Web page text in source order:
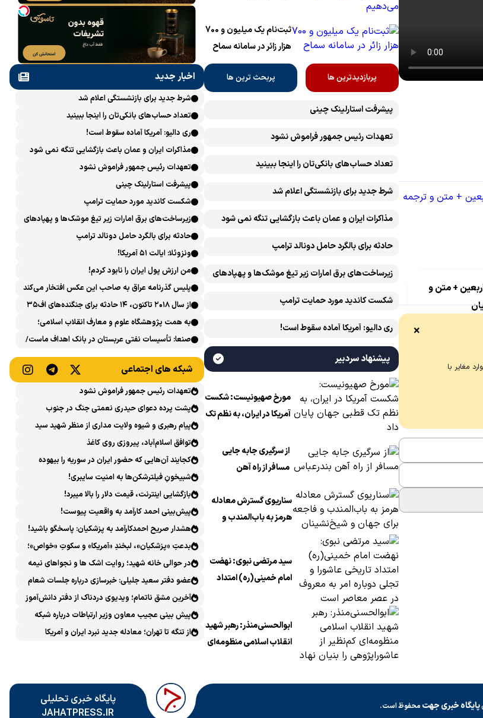
+ متن و
و «مصباح» از
رکعت
و انگشتر به
اللّٰهِ الرَّحْمٰنِ
مغایر با
×
می‌دهیم
ثبت‌نام یک میلیون و 700
هزار زائر در سامانه سماح ‌
پربازدیدترین ها پربحث ترین ها
پیشرفت ‏استارلینک چینی
تعهدات رئیس جمهور فراموش نشود
تعداد حساب‌های بانکی‌تان را اینجا ببینید
شرط جدید برای بازنشستگی اعلام شد
مذاکرات ایران و عمان باعث بازگشایی تنگه نمی شود
حادثه برای بالگرد حامل دونالد ترامپ
زیرساخت‌های برق امارات زیر تیغ موشک‌ها و پهپادهای
شکست کاندید مورد حمایت ترامپ
ری دالیو: آمریکا آماده سقوط است!
پیشنهاد سردبیر
مورخ صهیونیست: شکست
آمریکا در ایران، به نظم تک
از سرگیری جابه جایی
مسافر از راه آهن
سناریوی گسترش معادله
هرمز به باب‌المندب و
سید مرتضی نبوی: نهضت
امام خمینی(ره) امتداد
عصر معاصر است
ابوالحسنی‌منذر: رهبر شهید
انقلاب اسلامی منظومه‌ای
اخبار جدید
شرط جدید برای بازنشستگی اعلام شد
تعداد حساب‌های بانکی‌تان را اینجا ببینید
ری دالیو: آمریکا آماده سقوط است!
مذاکرات ایران و عمان باعث بازگشایی تنگه نمی شود
تعهدات رئیس جمهور فراموش نشود
پیشرفت ‏استارلینک چینی
شکست کاندید مورد حمایت ترامپ
زیرساخت‌های برق امارات زیر تیغ موشک‌ها و پهپادهای
ایران است
حادثه برای بالگرد حامل دونالد ترامپ
ونزوئلا: ایالت ۵۱ آمریکا!
من ارزش پول ایران را نابود کردم!
پلیس گذرنامه عراق به صاحب این عکس افتخار می‌کند
از سال ۲۰۱۸ تاکنون، ۱۴ حادثه برای جنگنده‌های اف۳۵
آمریکایی رخ داده است
به همت پژوهشگاه علوم و معارف انقلاب اسلامی؛
نشست علمی «اربعین حسینی در منظومه فکری رهبر
صنعا: تأسیسات نفتی عربستان در بانک اهداف ماست/
پاسخی محکم می‌دهیم
شبکه های اجتماعی
تعهدات رئیس جمهور فراموش نشود
پشت پرده دعوای حیدری نعمتی جنگ در جنوب
پیام رهبری و شیوه ولایت مداری از منظر شهید سید
حسن نصرالله
توافق اسلام‌آباد، پیروزی روی کاغذ
کجایند آن‌هایی که حضور ایران در سوریه را بیهوده
میدانستند؟
شبیخونِ فیلترشکن‌ها به امنیت سایبری!
بازگشایی اینترنت، قیمت دلار را بالا میبرد!
پیش‌بینی احمد کارآمد به واقعیت پیوست!
هشدار صریح احمدکارآمد به پزشکیان: پاسخگو باشید!
بدعتِ «پزشکیان»، لبخندِ «آمریکا» و سکوتِ «خواص»؛
سیرکِ قانون‌گریزی در روز روشن!
در حوالی خانه شهید؛ روایت اشک ها و نجواهای نیمه
شب
عضو دفتر سعید جلیلی: خبرسازی درباره جلسات شعام
خلاف امنیت ملی است
آخرین مشق ناتمام؛ ویدیوی دردناک از دفتر دانش‌آموز
شهید مینابی پربازدید شد
پیش بینی عجیب معاون وزیر ارتباطات درباره شبکه
ملی اطلاعات که محقق هم نشد!
از تنگه تا تهران؛ معادله جدید نبرد ایران و آمریکا
پایگاه خبری جهت محفوظ است.
پایگاه خبری تحلیلی
JAHATPRESS.IR